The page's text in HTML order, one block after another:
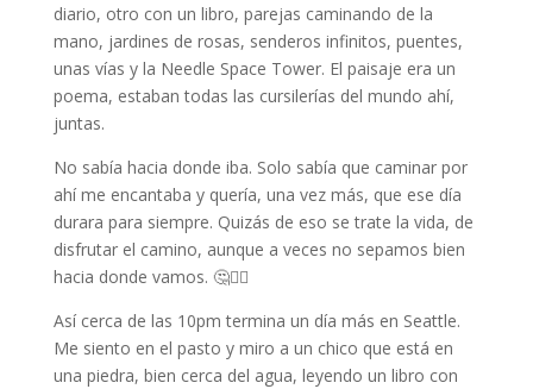
diario, otro con un libro, parejas caminando de la
mano, jardines de rosas, senderos infinitos, puentes,
unas vías y la Needle Space Tower. El paisaje era un
poema, estaban todas las cursilerías del mundo ahí,
juntas.
No sabía hacia donde iba. Solo sabía que caminar por
ahí me encantaba y quería, una vez más, que ese día
durara para siempre. Quizás de eso se trate la vida, de
disfrutar el camino, aunque a veces no sepamos bien
hacia donde vamos. 🤔🤷‍♀️
Así cerca de las 10pm termina un día más en Seattle.
Me siento en el pasto y miro a un chico que está en
una piedra, bien cerca del agua, leyendo un libro con